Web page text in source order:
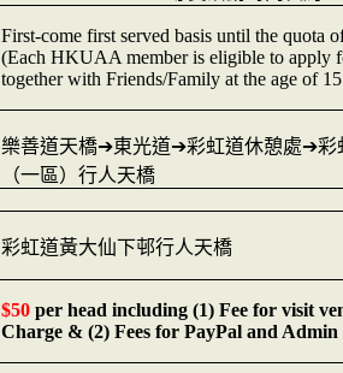
First-come first served basis until the quota
(Each HKUAA member is eligible to apply
together with Friends/Family at the age of
樂善道天橋➔東光道➔彩虹道休憩處➔彩
（一區）行人天橋
彩虹道黃大仙下邨行人天橋
$50 per head including (1) Fee for visit
Charge & (2) Fees for PayPal and